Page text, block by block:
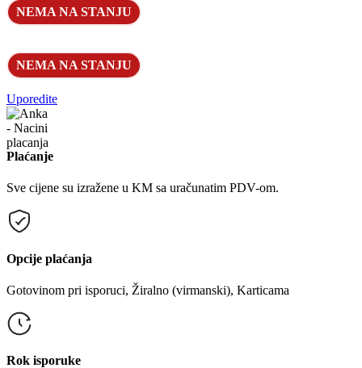
NEMA NA STANJU
NEMA NA STANJU
Uporedite
Plaćanje
Sve cijene su izražene u KM sa uračunatim PDV-om.
Opcije plaćanja
Gotovinom pri isporuci, Žiralno (virmanski), Karticama
Rok isporuke